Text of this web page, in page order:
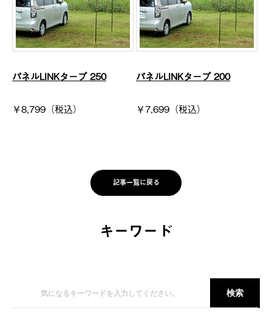
パネルLINKタープ 250
￥8,799（税込）
パネルLINKタープ 200
￥7,699（税込）
記事一覧に戻る
キーワード